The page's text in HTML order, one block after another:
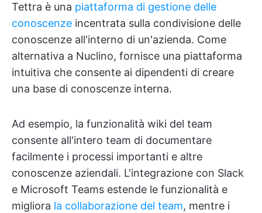
Tettra è una piattaforma di gestione delle
conoscenze incentrata sulla condivisione delle
conoscenze all'interno di un'azienda. Come
alternativa a Nuclino, fornisce una piattaforma
intuitiva che consente ai dipendenti di creare
una base di conoscenze interna.
Ad esempio, la funzionalità wiki del team
consente all'intero team di documentare
facilmente i processi importanti e altre
conoscenze aziendali. L'integrazione con Slack
e Microsoft Teams estende le funzionalità e
migliora la collaborazione del team, mentre i